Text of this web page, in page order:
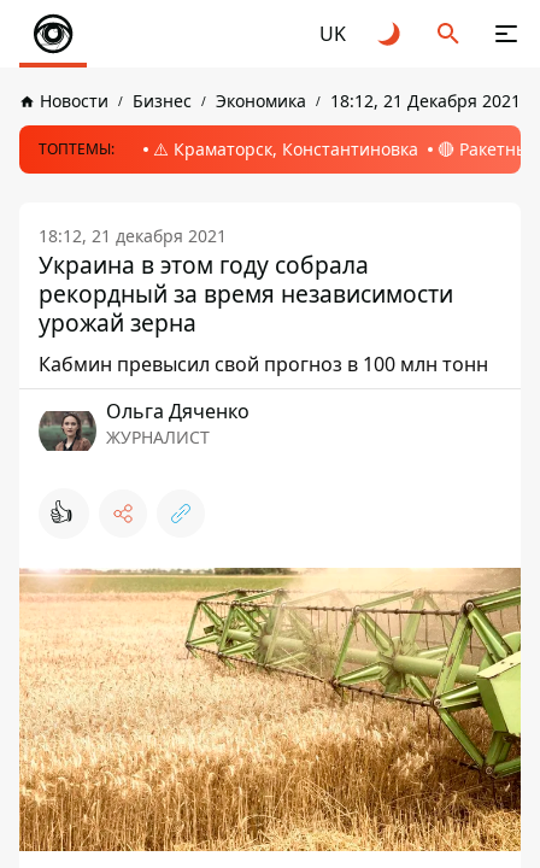
UK
Новости Бизнес Экономика 18:12, 21 Декабря 2021
ТОПТЕМЫ: ⚠️ Краматорск, Константиновка 🔴
18:12, 21 декабря 2021
Украина в этом году собрала
рекордный за время независимости
урожай зерна
Кабмин превысил свой прогноз в 100 млн тонн
Ольга Дяченко
ЖУРНАЛИСТ
👍